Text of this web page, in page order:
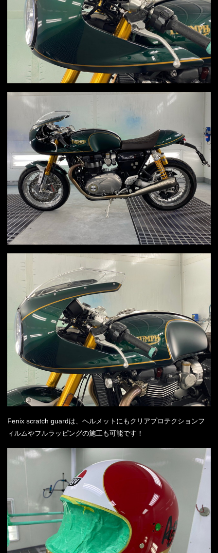
Fenix scratch guardは、ヘルメットにもクリアプロテクションフ
ィルムやフルラッピングの施工も可能です！